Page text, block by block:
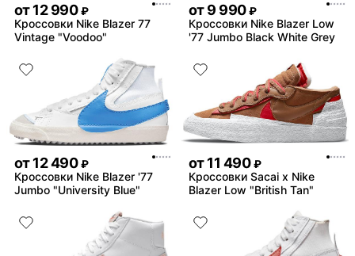
от12 990 ₽
Кроссовки Nike Blazer 77
Vintage "Voodoo"
от9 990 ₽
Кроссовки Nike Blazer Low
'77 Jumbo Black White Grey
от12 490 ₽
Кроссовки Nike Blazer '77
Jumbo "University Blue"
от11 490 ₽
Кроссовки Sacai x Nike
Blazer Low "British Tan"